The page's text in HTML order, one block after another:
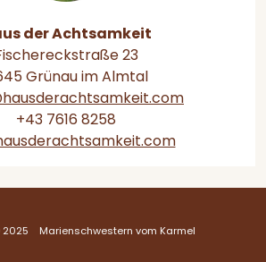
der Achtsamkeit
23
Grünau im Almtal
+43 7616 8258
Marienschwestern vom Karmel